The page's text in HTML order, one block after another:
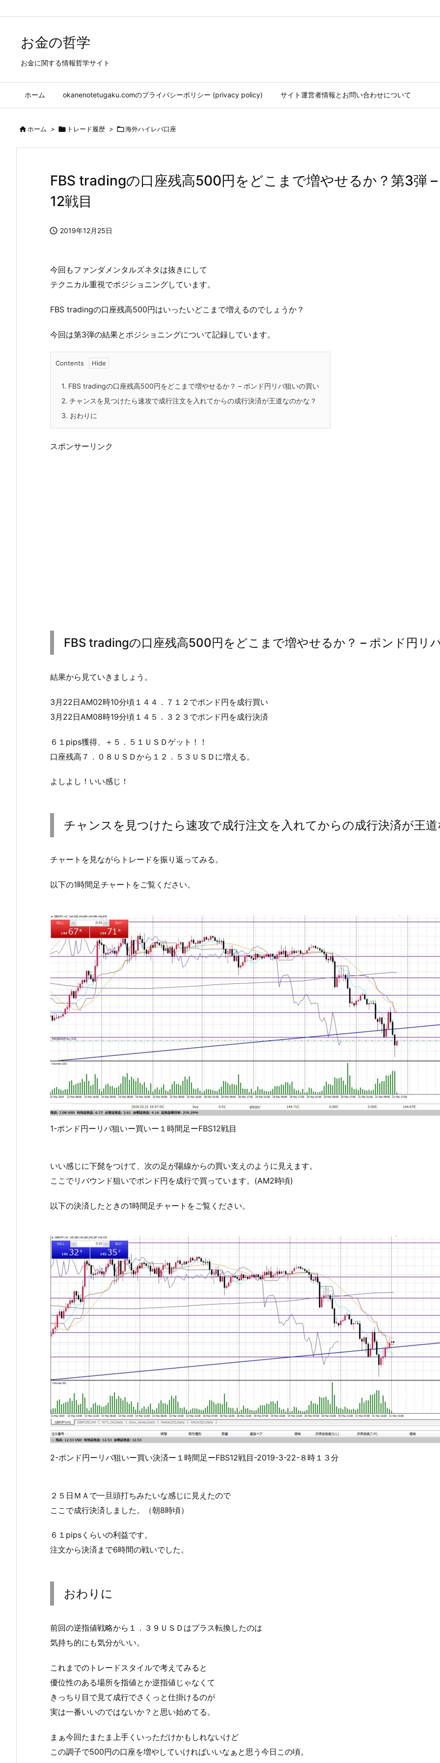
お金の哲学
お金に関する情報哲学サイト
ホーム okanenotetugaku.comのプライバシーポリシー (privacy policy) サイト運営者情報とお問い合わせについて
ホーム >  トレード履歴 > 海外ハイレバ口座
FBS tradingの口座残高500円をどこまで増やせるか？第3弾
12戦目
 2019年12月25日
今回もファンダメンタルズネタは抜きにして
テクニカル重視でポジショニングしています。
FBS tradingの口座残高500円はいったいどこまで増えるのでしょうか？
今回は第3弾の結果とポジショニングについて記録しています。
Contents
1. FBS tradingの口座残高500円をどこまで増やせるか？ – ポンド円リバ狙いの買い
2. チャンスを見つけたら速攻で成行注文を入れてからの成行決済が王道なのかな？
3. おわりに
スポンサーリンク
FBS tradingの口座残高500円をどこまで増やせるか？ – ポンド円リ
結果から見ていきましょう。
3月22日AM02時10分頃１４４．７１２でポンド円を成行買い
3月22日AM08時19分頃１４５．３２３でポンド円を成行決済
６１pips獲得、＋５．５１ＵＳＤゲット！！
口座残高７．０８ＵＳＤから１２．５３ＵＳＤに増える。
よしよし！いい感じ！
チャンスを見つけたら速攻で成行注文を入れてからの成行決済が王道
チャートを見ながらトレードを振り返ってみる。
以下の1時間足チャートをご覧ください。
1-ポンド円ーリバ狙いー買いー１時間足ーFBS12戦目
いい感じに下髭をつけて、次の足が陽線からの買い支えのように見えます。
ここでリバウンド狙いでポンド円を成行で買っています。(AM2時頃)
以下の決済したときの1時間足チャートをご覧ください。
2-ポンド円ーリバ狙いー買い決済ー１時間足ーFBS12戦目-2019-3-22-８時１３分
２５日ＭＡで一旦頭打ちみたいな感じに見えたので
ここで成行決済しました。（朝8時頃）
６１pipsくらいの利益です。
注文から決済まで6時間の戦いでした。
おわりに
前回の逆指値戦略から１．３９ＵＳＤはプラス転換したのは
気持ち的にも気分がいい。
これまでのトレードスタイルで考えてみると
優位性のある場所を指値とか逆指値じゃなくて
きっちり目で見て成行でさくっと仕掛けるのが
実は一番いいのではないか？と思い始めてる。
まぁ今回たまたま上手くいっただけかもしれないけど
この調子で500円の口座を増やしていければいいなぁと思う今日この頃。